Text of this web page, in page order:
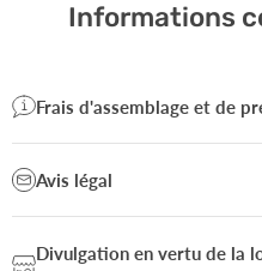
Informations
Frais d'assemblage et de
Avis légal
Divulgation en vertu de la